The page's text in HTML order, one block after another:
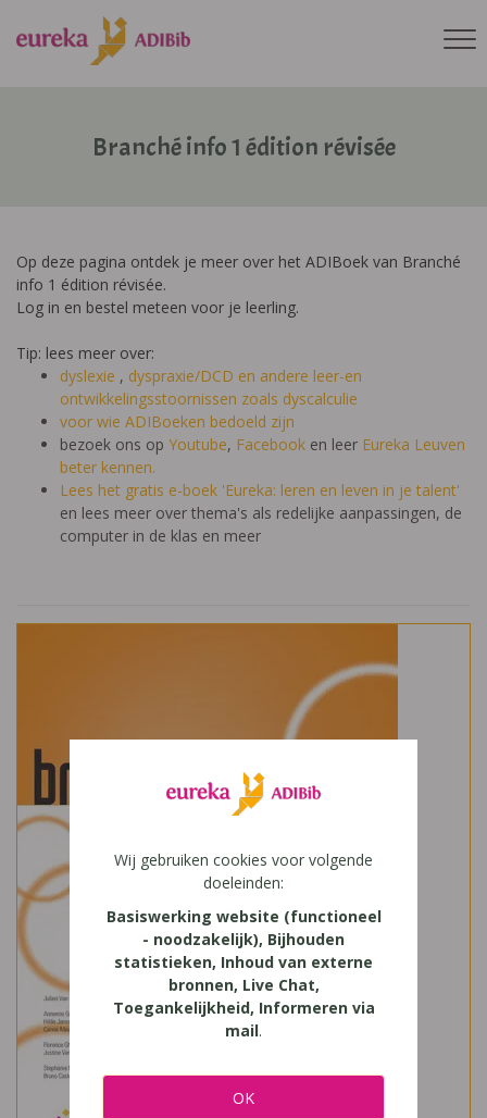
Branché info 1 édition révisée
Op deze pagina ontdek je meer over het ADIBoek van Branché
info 1 édition révisée.
Log in en bestel meteen voor je leerling.
Tip: lees meer over:
dyslexie , dyspraxie/DCD en andere leer-en
ontwikkelingsstoornissen zoals dyscalculie
voor wie ADIBoeken bedoeld zijn
bezoek ons op Youtube, Facebook en leer Eureka Leuven
beter kennen.
Lees het gratis e-boek 'Eureka: leren en leven in je talent'
en lees meer over thema's als redelijke aanpassingen, de
computer in de klas en meer
Wij gebruiken cookies voor volgende
doeleinden:
Basiswerking website (functioneel
- noodzakelijk), Bijhouden
statistieken, Inhoud van externe
bronnen, Live Chat,
Toegankelijkheid, Informeren via
mail.
OK